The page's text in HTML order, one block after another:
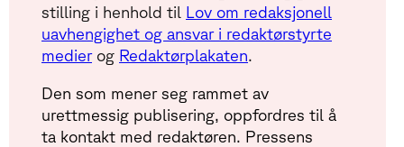
stilling i henhold til Lov om redaksjonell
uavhengighet og ansvar i redaktørstyrte
medierog Redaktørplakaten.
Den som mener seg rammet av
urettmessig publisering, oppfordres til å
ta kontakt med redaktøren. Pressens